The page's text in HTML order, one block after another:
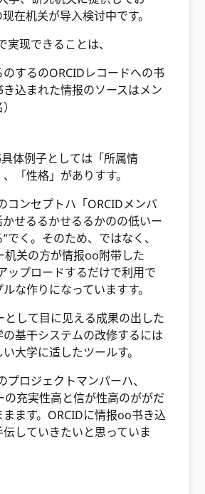
在机关が导入検讨中です。
実现できることは、
するのORCIDレコードへの书
き込まれた情报のソースはメン
体例子としては「所属情
「性格」がありすす。
コンセプトハ「ORCIDメンバ
せるるかせるるかのの低いー
でく。そのため、ではなく、
机关の方が情报oo附带した
ップロードするだけで利用で
な作りになっていますす。
として目に见える成果の出した
基干システムの改修するには
大学に适したツールす。
プロジェクトマンパーハ、
の充実性高と信が性高のががだ
まます。ORCIDに情报oo书き込
していきたいと思っていま